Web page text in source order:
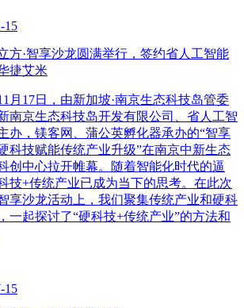
15
方·智享沙龙圆满举行，签约省人工智能
捷艾米
月17日，由新加坡·南京生态科技岛管委
南京生态科技岛开发有限公司、省人工智
办，镁客网、蒲公英孵化器承办的“智享
科技赋能传统产业升级”在南京中新生态
创中心拉开帷幕。随着智能化时代的逼
技+传统产业已成为当下的思考。在此次
享沙龙活动上，我们聚集传统产业和硬科
一起探讨了“硬科技+传统产业”的方法和
15